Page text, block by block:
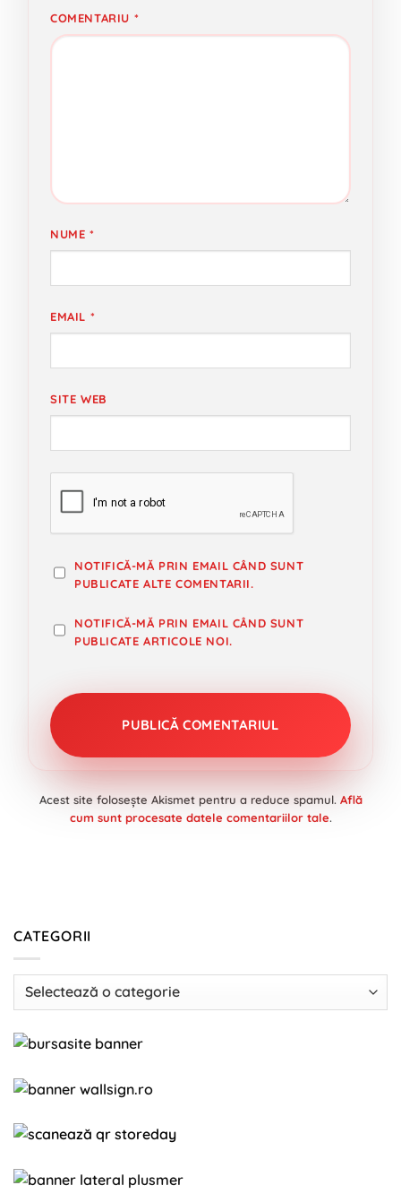
COMENTARIU *
NUME *
EMAIL *
SITE WEB
NOTIFICĂ-MĂ PRIN EMAIL CÂND SUNT
PUBLICATE ALTE COMENTARII.
NOTIFICĂ-MĂ PRIN EMAIL CÂND SUNT
PUBLICATE ARTICOLE NOI.
Acest site folosește Akismet pentru a reduce spamul. Află
cum sunt procesate datele comentariilor tale.
CATEGORII
Categorii